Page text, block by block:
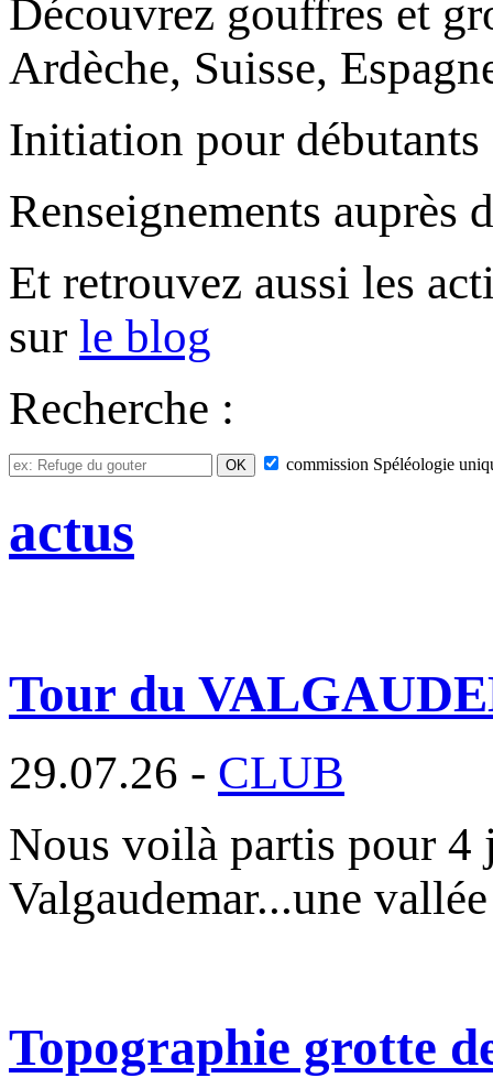
Découvrez gouffres et
Ardèche, Suisse,
Initiation pour
Renseignements auprès
Et retrouvez aussi les
sur le blog
Recherche :
commission Spéléologie
actus
Tour du
29.07.26 - CLUB
Nous voilà partis pour 4
Valgaudemar...une
Topographie grotte